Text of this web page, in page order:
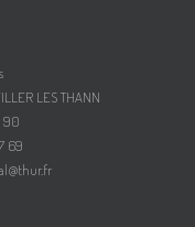
LES THANN
90
69